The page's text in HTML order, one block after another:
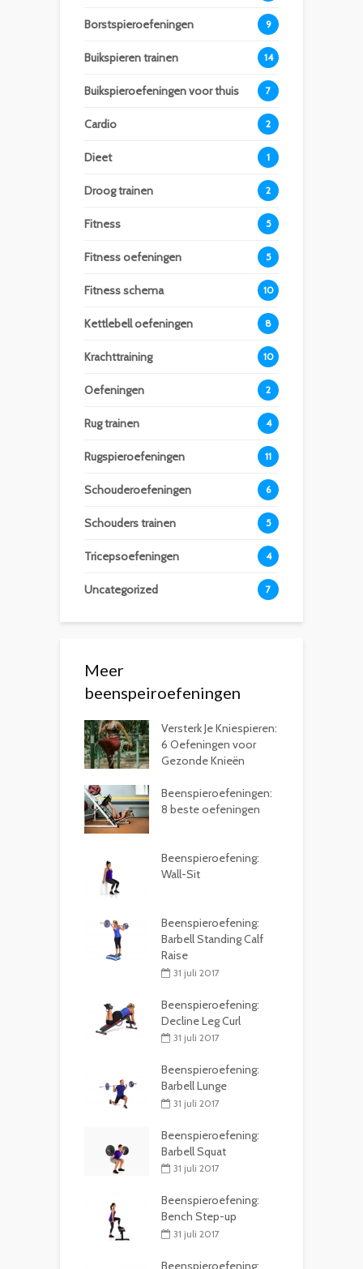
Borstspieroefeningen 9
Buikspieren trainen 14
Buikspieroefeningen voor thuis 7
Cardio 2
Dieet 1
Droog trainen 2
Fitness 5
Fitness oefeningen 5
Fitness schema 10
Kettlebell oefeningen 8
Krachttraining 10
Oefeningen 2
Rug trainen 4
Rugspieroefeningen 11
Schouderoefeningen 6
Schouders trainen 5
Tricepsoefeningen 4
Uncategorized 7
Meer
beenspeiroefeningen
Versterk Je Kniespieren:
6 Oefeningen voor
Gezonde Knieën
Beenspieroefeningen:
8 beste oefeningen
Beenspieroefening:
Wall-Sit
Beenspieroefening:
Barbell Standing Calf
Raise
31 juli 2017
Beenspieroefening:
Decline Leg Curl
31 juli 2017
Beenspieroefening:
Barbell Lunge
31 juli 2017
Beenspieroefening:
Barbell Squat
31 juli 2017
Beenspieroefening:
Bench Step-up
31 juli 2017
Beenspieroefening: